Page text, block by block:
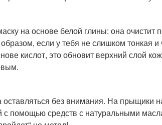
на основе белой глины: она очистит
если у тебя не слишком тонкая и
кислот, это обновит верхний слой
без внимания. На прыщики
с помощью средств с натуральными